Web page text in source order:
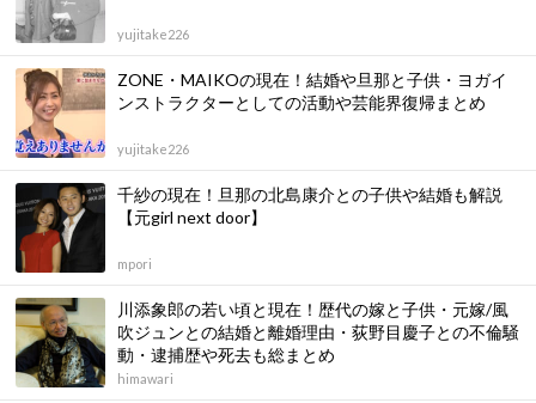
yujitake226
ZONE・MAIKOの現在！結婚や旦那と子供・ヨガイ
ンストラクターとしての活動や芸能界復帰まとめ
yujitake226
千紗の現在！旦那の北島康介との子供や結婚も解説
【元girl next door】
mpori
川添象郎の若い頃と現在！歴代の嫁と子供・元嫁/風
吹ジュンとの結婚と離婚理由・荻野目慶子との不倫騒
動・逮捕歴や死去も総まとめ
himawari